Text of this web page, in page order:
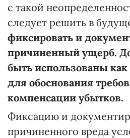
с такой
следует решить в
фиксировать и
причиненный ущерб.
быть использованы как
для обоснования
компенсации убытков.
Фиксацию и
причиненного вреда